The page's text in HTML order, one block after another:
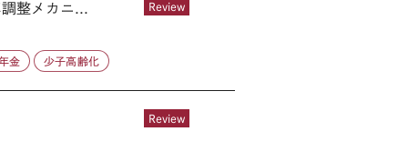
Review
整メカニ...
金 少子高齢化
Review